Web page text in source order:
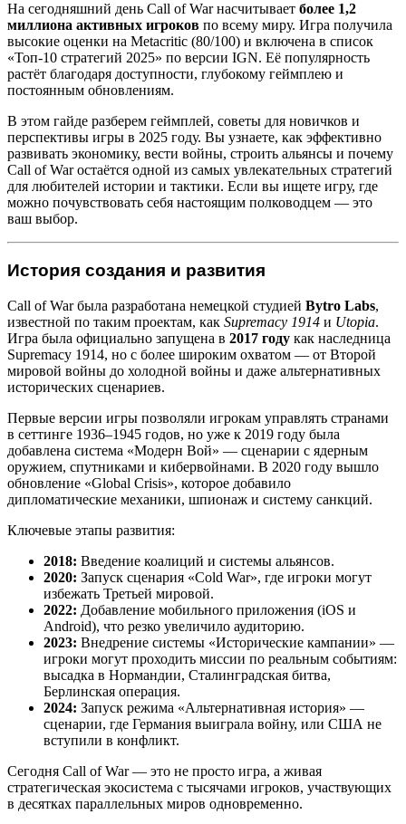
На сегодняшний день Call of War насчитывает более 1,2
миллиона активных игроков по всему миру. Игра получила
высокие оценки на Metacritic (80/100) и включена в список
«Топ-10 стратегий 2025» по версии IGN. Её популярность
растёт благодаря доступности, глубокому геймплею и
постоянным обновлениям.
В этом гайде разберем геймплей, советы для новичков и
перспективы игры в 2025 году. Вы узнаете, как эффективно
развивать экономику, вести войны, строить альянсы и почему
Call of War остаётся одной из самых увлекательных стратегий
для любителей истории и тактики. Если вы ищете игру, где
можно почувствовать себя настоящим полководцем — это
ваш выбор.
История создания и развития
Call of War была разработана немецкой студией Bytro Labs,
известной по таким проектам, как Supremacy 1914 и Utopia.
Игра была официально запущена в 2017 году как наследница
Supremacy 1914, но с более широким охватом — от Второй
мировой войны до холодной войны и даже альтернативных
исторических сценариев.
Первые версии игры позволяли игрокам управлять странами
в сеттинге 1936–1945 годов, но уже к 2019 году была
добавлена система «Модерн Вой» — сценарии с ядерным
оружием, спутниками и кибервойнами. В 2020 году вышло
обновление «Global Crisis», которое добавило
дипломатические механики, шпионаж и систему санкций.
Ключевые этапы развития:
2018: Введение коалиций и системы альянсов.
2020: Запуск сценария «Cold War», где игроки могут
избежать Третьей мировой.
2022: Добавление мобильного приложения (iOS и
Android), что резко увеличило аудиторию.
2023: Внедрение системы «Исторические кампании» —
игроки могут проходить миссии по реальным событиям:
высадка в Нормандии, Сталинградская битва,
Берлинская операция.
2024: Запуск режима «Альтернативная история» —
сценарии, где Германия выиграла войну, или США не
вступили в конфликт.
Сегодня Call of War — это не просто игра, а живая
стратегическая экосистема с тысячами игроков, участвующих
в десятках параллельных миров одновременно.